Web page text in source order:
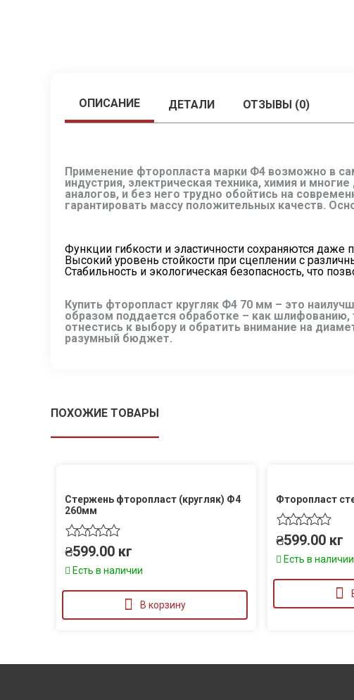
ОПИСАНИЕ ДЕТАЛИ ОТЗЫВЫ (0)
Применение фторопласта марки Ф4 возможно в
индустрия, электрическая техника, химия и
аналогов, и без него трудно обойтись на
гарантировать массу положительных качеств.
Функции гибкости и эластичности сохраняются даже
Высокий уровень стойкости при сцеплении с
Стабильность и экологическая безопасность, что
Купить фторопласт кругляк Ф4 70 мм – это
образом поддается обработке – как
отнестись к выбору и обратить внимание на
разумный бюджет.
ПОХОЖИЕ ТОВАРЫ
Стержень фторопласт (кругляк) Ф4
260мм
₴599.00 кг
Есть в наличии
В корзину
Фторопласт
₴599.00 кг
Есть в наличии